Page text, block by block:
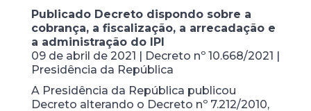
Publicado Decreto dispondo sobre a
cobrança, a fiscalização, a arrecadação e
a administração do IPI
09 de abril de 2021 | Decreto nº 10.668/2021 |
Presidência da República
A Presidência da República publicou
Decreto alterando o Decreto nº 7.212/2010,